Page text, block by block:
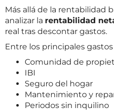
Más allá de la rentabilidad
analizar la rentabilidad
real tras descontar gastos.
Entre los principales
Comunidad de
IBI
Seguro del hogar
Mantenimiento y
Periodos sin inquilino